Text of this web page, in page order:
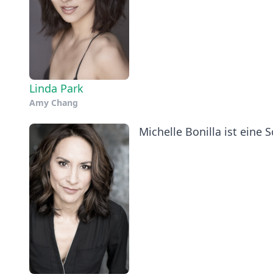
Linda Park
Amy Chang
Michelle Bonilla ist eine